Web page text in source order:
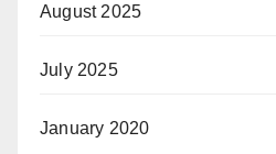
August 2025
July 2025
January 2020